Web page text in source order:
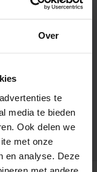
Over
te
media te bieden
Ook delen we
met onze
en analyse. Deze